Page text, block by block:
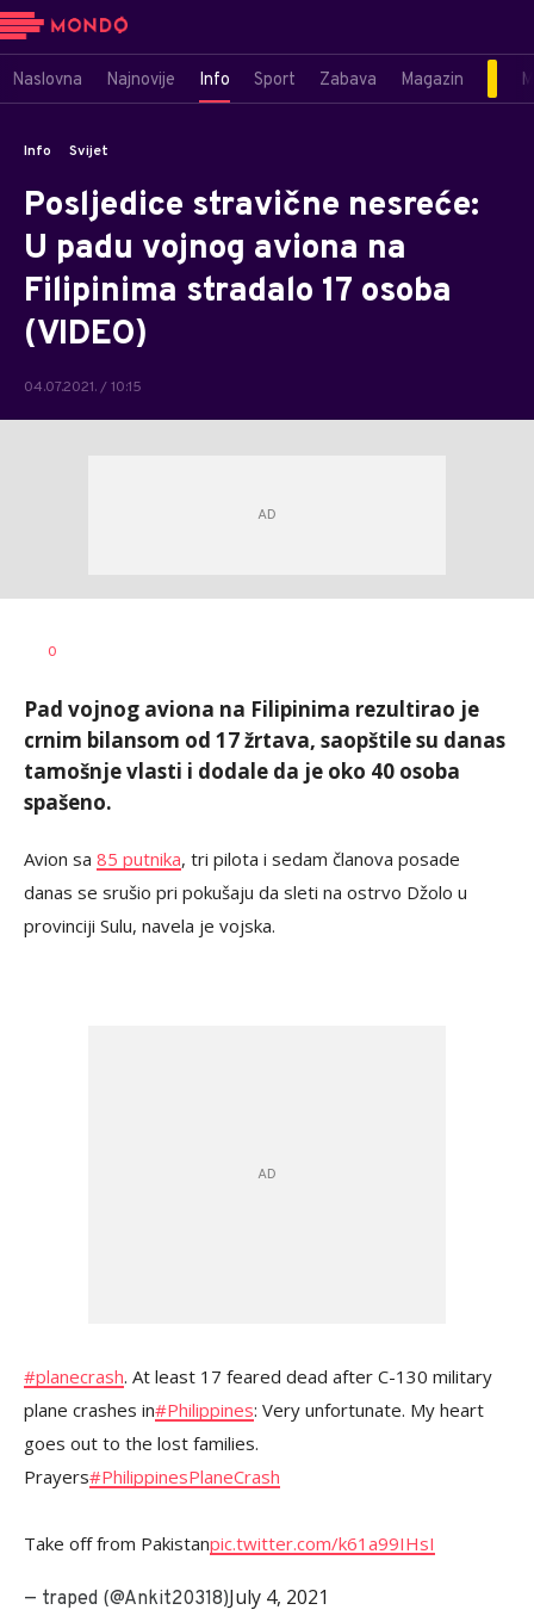
Naslovna Najnovije Info Sport Zabava Magazin
Info Svijet
Posljedice stravične nesreće:
U padu vojnog aviona na
Filipinima stradalo 17 osoba
(VIDEO)
04.07.2021. / 10:15
AUTOR
0
Pad vojnog aviona na Filipinima rezultirao je
crnim bilansom od 17 žrtava, saopštile su danas
tamošnje vlasti i dodale da je oko 40 osoba
spašeno.
Avion sa 85 putnika, tri pilota i sedam članova posade
danas se srušio pri pokušaju da sleti na ostrvo Džolo u
provinciji Sulu, navela je vojska.
#planecrash. At least 17 feared dead after C-130 military
plane crashes in#Philippines: Very unfortunate. My heart
goes out to the lost families.
Prayers#PhilippinesPlaneCrash
Take off from Pakistanpic.twitter.com/k61a99IHsI
— traped (@Ankit20318)July 4, 2021